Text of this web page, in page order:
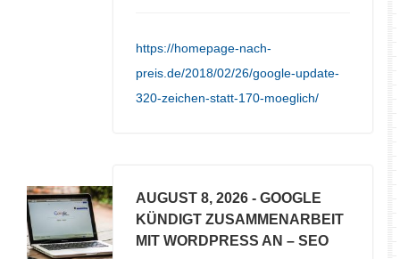
https://homepage-nach-
preis.de/2018/02/26/google-update-
320-zeichen-statt-170-moeglich/
AUGUST 8, 2026 - GOOGLE
KÜNDIGT ZUSAMMENARBEIT
MIT WORDPRESS AN – SEO